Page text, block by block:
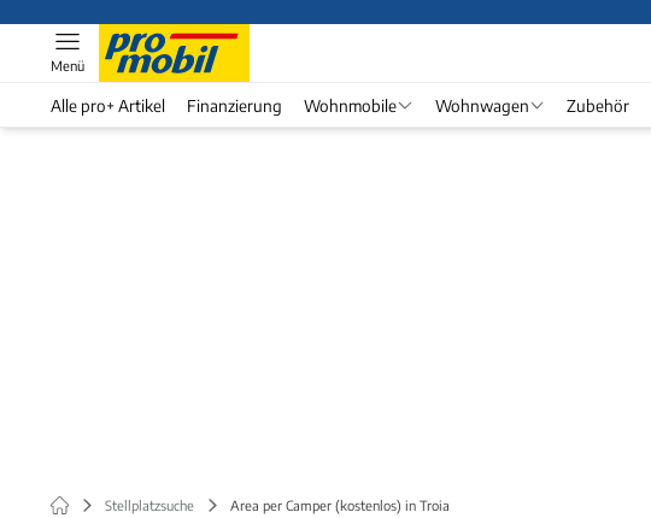
Menü
Alle pro+ Artikel Finanzierung Wohnmobile Wohnwagen Zubehör
Stellplatzsuche Area per Camper (kostenlos) in Troia